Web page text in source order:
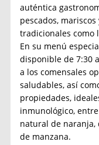
auténtica
pescados,
tradicionales como
En su menú
disponible de 7:30
a los comensales
saludables, así
propiedades,
inmunológico,
natural de naranja,
de manzana.